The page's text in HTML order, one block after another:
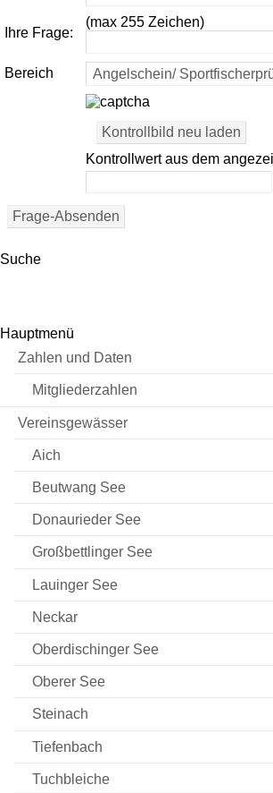
Ihre Frage:
(max 255 Zeichen)
Bereich
Kontrollwert aus dem
Suche
Hauptmenü
Zahlen und Daten
Mitgliederzahlen
Vereinsgewässer
Aich
Beutwang See
Donaurieder See
Großbettlinger See
Lauinger See
Neckar
Oberdischinger See
Oberer See
Steinach
Tiefenbach
Tuchbleiche